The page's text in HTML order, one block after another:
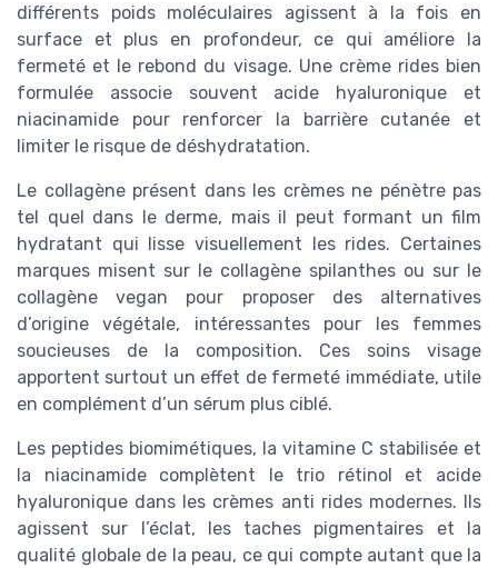
différents poids moléculaires agissent à la fois en
surface et plus en profondeur, ce qui améliore la
fermeté et le rebond du visage. Une crème rides bien
formulée associe souvent acide hyaluronique et
niacinamide pour renforcer la barrière cutanée et
limiter le risque de déshydratation.
Le collagène présent dans les crèmes ne pénètre pas
tel quel dans le derme, mais il peut formant un film
hydratant qui lisse visuellement les rides. Certaines
marques misent sur le collagène spilanthes ou sur le
collagène vegan pour proposer des alternatives
d’origine végétale, intéressantes pour les femmes
soucieuses de la composition. Ces soins visage
apportent surtout un effet de fermeté immédiate, utile
en complément d’un sérum plus ciblé.
Les peptides biomimétiques, la vitamine C stabilisée et
la niacinamide complètent le trio rétinol et acide
hyaluronique dans les crèmes anti rides modernes. Ils
agissent sur l’éclat, les taches pigmentaires et la
qualité globale de la peau, ce qui compte autant que la